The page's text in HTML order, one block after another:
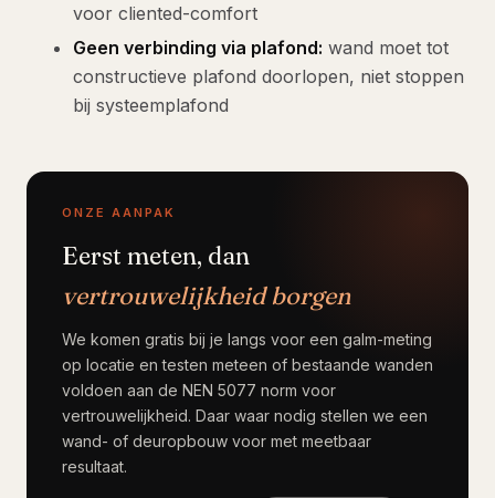
voor cliented-comfort
Geen verbinding via plafond: wand moet tot
constructieve plafond doorlopen, niet stoppen
bij systeemplafond
ONZE AANPAK
Eerst meten, dan
vertrouwelijkheid borgen
We komen gratis bij je langs voor een galm-meting
op locatie en testen meteen of bestaande wanden
voldoen aan de NEN 5077 norm voor
vertrouwelijkheid. Daar waar nodig stellen we een
wand- of deuropbouw voor met meetbaar
resultaat.